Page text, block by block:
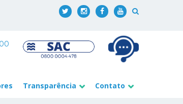
Transparência Contato